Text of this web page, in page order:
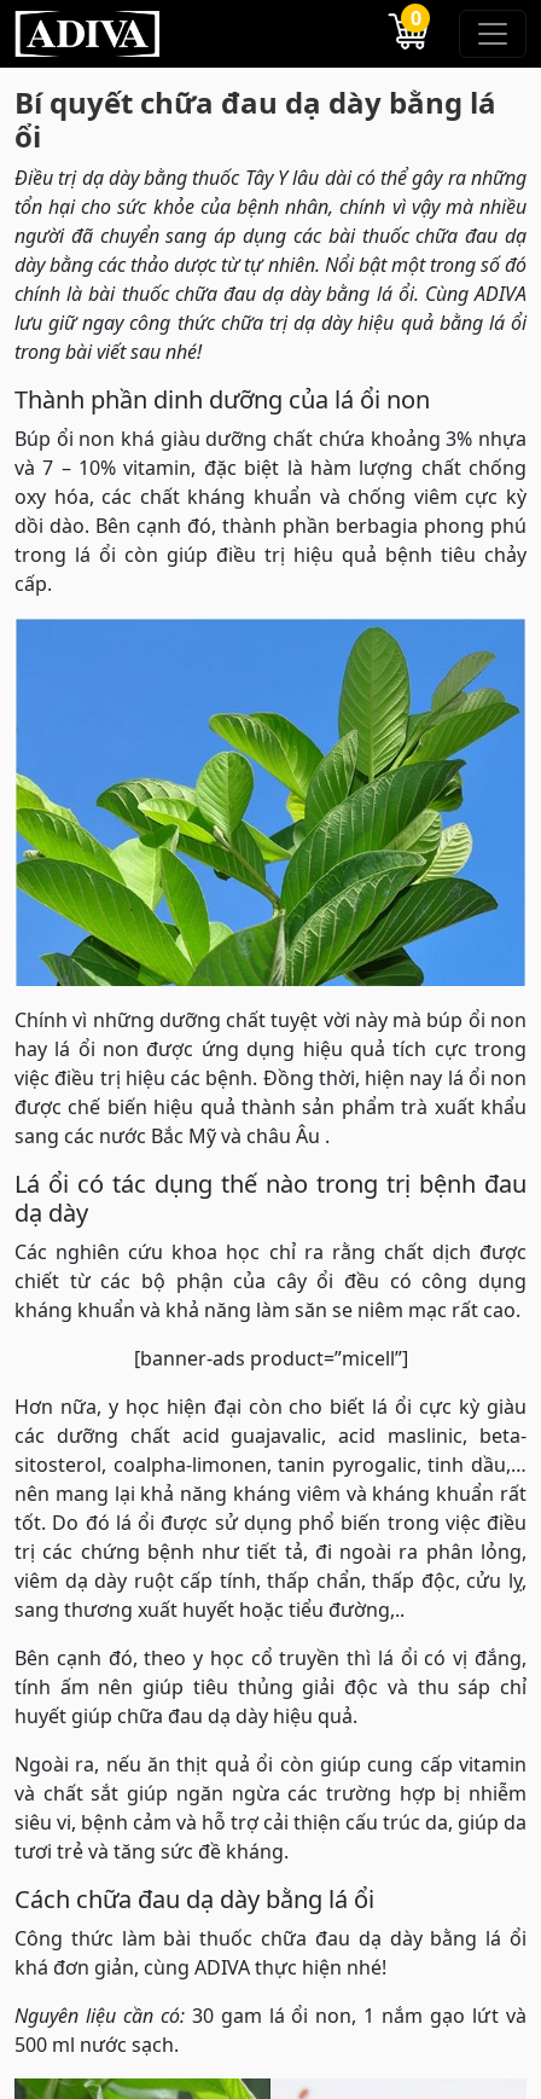
0
Bí quyết chữa đau dạ dày bằng lá
ổi
Điều trị dạ dày bằng thuốc Tây Y lâu dài có thể gây ra những
tổn hại cho sức khỏe của bệnh nhân, chính vì vậy mà nhiều
người đã chuyển sang áp dụng các bài thuốc chữa đau dạ
dày bằng các thảo dược từ tự nhiên. Nổi bật một trong số đó
chính là bài thuốc chữa đau dạ dày bằng lá ổi. Cùng ADIVA
lưu giữ ngay công thức chữa trị dạ dày hiệu quả bằng lá ổi
trong bài viết sau nhé!
Thành phần dinh dưỡng của lá ổi non
Búp ổi non khá giàu dưỡng chất chứa khoảng 3% nhựa
và 7 – 10% vitamin, đặc biệt là hàm lượng chất chống
oxy hóa, các chất kháng khuẩn và chống viêm cực kỳ
dồi dào. Bên cạnh đó, thành phần berbagia phong phú
trong lá ổi còn giúp điều trị hiệu quả bệnh tiêu chảy
cấp.
Chính vì những dưỡng chất tuyệt vời này mà búp ổi non
hay lá ổi non được ứng dụng hiệu quả tích cực trong
việc điều trị hiệu các bệnh. Đồng thời, hiện nay lá ổi non
được chế biến hiệu quả thành sản phẩm trà xuất khẩu
sang các nước Bắc Mỹ và châu Âu .
Lá ổi có tác dụng thế nào trong trị bệnh đau
dạ dày
Các nghiên cứu khoa học chỉ ra rằng chất dịch được
chiết từ các bộ phận của cây ổi đều có công dụng
kháng khuẩn và khả năng làm săn se niêm mạc rất cao.
[banner-ads product=”micell”]
Hơn nữa, y học hiện đại còn cho biết lá ổi cực kỳ giàu
các dưỡng chất acid guajavalic, acid maslinic, beta-
sitosterol, coalpha-limonen, tanin pyrogalic, tinh dầu,…
nên mang lại khả năng kháng viêm và kháng khuẩn rất
tốt. Do đó lá ổi được sử dụng phổ biến trong việc điều
trị các chứng bệnh như tiết tả, đi ngoài ra phân lỏng,
viêm dạ dày ruột cấp tính, thấp chẩn, thấp độc, cửu lỵ,
sang thương xuất huyết hoặc tiểu đường,..
Bên cạnh đó, theo y học cổ truyền thì lá ổi có vị đắng,
tính ấm nên giúp tiêu thủng giải độc và thu sáp chỉ
huyết giúp chữa đau dạ dày hiệu quả.
Ngoài ra, nếu ăn thịt quả ổi còn giúp cung cấp vitamin
và chất sắt giúp ngăn ngừa các trường hợp bị nhiễm
siêu vi, bệnh cảm và hỗ trợ cải thiện cấu trúc da, giúp da
tươi trẻ và tăng sức đề kháng.
Cách chữa đau dạ dày bằng lá ổi
Công thức làm bài thuốc chữa đau dạ dày bằng lá ổi
khá đơn giản, cùng ADIVA thực hiện nhé!
Nguyên liệu cần có:30 gam lá ổi non, 1 nắm gạo lứt và
500 ml nước sạch.